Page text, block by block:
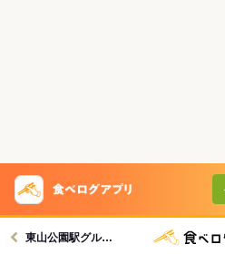
東山公園駅グルメへ